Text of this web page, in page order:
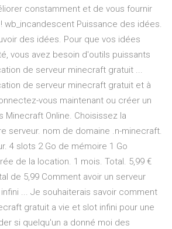
constamment et de vous fournir
wb_incandescent Puissance des idées.
des idées. Pour que vos idées
vous avez besoin d'outils puissants
de serveur minecraft gratuit ...
de serveur minecraft gratuit et à
vous maintenant ou créer un
Online. Choisissez la
serveur. nom de domaine .n-minecraft.
4 slots 2 Go de mémoire 1 Go
de la location. 1 mois. Total. 5,99 €
de 5,99 Comment avoir un serveur
... Je souhaiterais savoir comment
gratuit a vie et slot infini pour une
si quelqu'un a donné moi des